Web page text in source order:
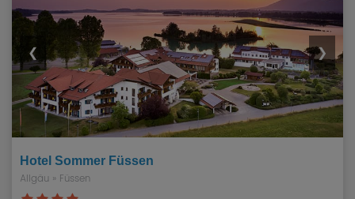
❮ ❯
Hotel Sommer Füssen
Allgäu » Füssen